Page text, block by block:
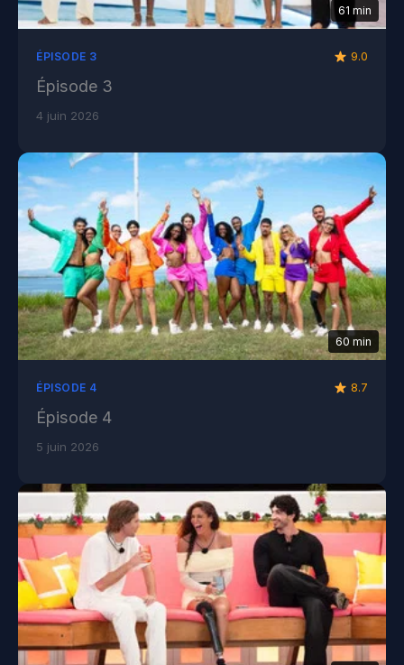
61 min
ÉPISODE 3 9.0
Épisode 3
4 juin 2026
60 min
ÉPISODE 4 8.7
Épisode 4
5 juin 2026